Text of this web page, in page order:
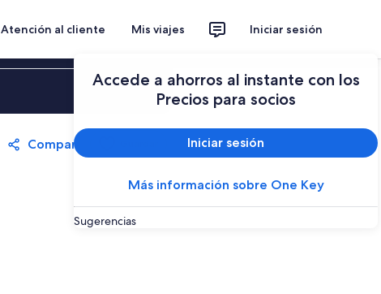
Atención al cliente Mis viajes Iniciar sesión
Accede a ahorros al instante con los
Precios para socios
Iniciar sesión
Más información sobre One Key
Sugerencias
Iniciar sesión
Compartir